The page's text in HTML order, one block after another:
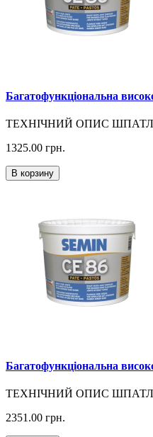
Багатофункціональна
ТЕХНІЧНИЙ ОПИС ШПАТЛІВКИ
1325.00 грн.
В корзину
Багатофункціональна
ТЕХНІЧНИЙ ОПИС ШПАТЛІВКИ
2351.00 грн.